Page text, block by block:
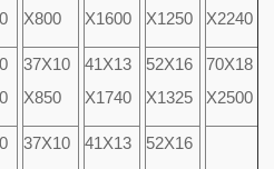
X800
X1600
X1250
X2240
37X10
X850
41X13
X1740
52X16
X1325
70X18
X2500
37X10
41X13
52X16